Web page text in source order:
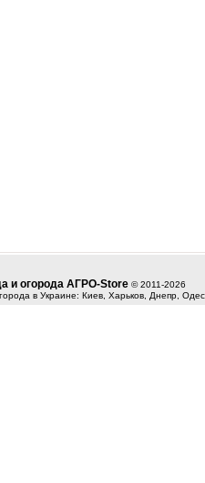
и огорода АГРО-Store © 2011-2026
в Украине: Киев, Харьков, Днепр,